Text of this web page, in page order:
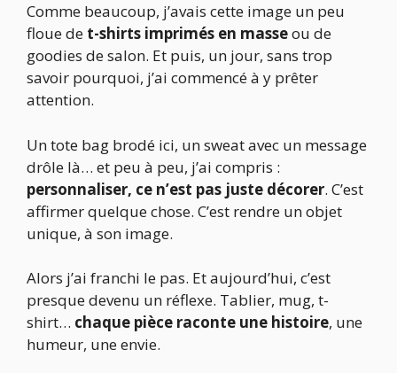
Comme beaucoup, j’avais cette image un peu
floue de t-shirts imprimés en masseou de
goodies de salon. Et puis, un jour, sans trop
savoir pourquoi, j’ai commencé à y prêter
attention.
Un tote bag brodé ici, un sweat avec un message
drôle là… et peu à peu, j’ai compris :
personnaliser, ce n’est pas juste décorer. C’est
affirmer quelque chose. C’est rendre un objet
unique, à son image.
Alors j’ai franchi le pas. Et aujourd’hui, c’est
presque devenu un réflexe. Tablier, mug, t-
shirt… chaque pièce raconte une histoire, une
humeur, une envie.